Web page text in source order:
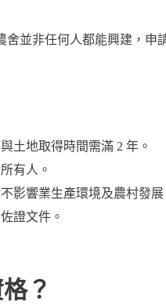
舍並非任何人都能興建，申
土地取得時間需滿 2 年。
有人。
影響業生產環境及農村發展
證文件。
？